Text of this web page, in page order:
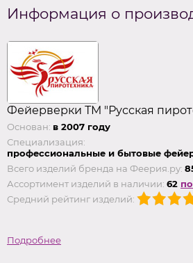
Информация о
Фейерверки ТМ "Русская
Основан: в 2007 году
Специализация:
профессиональные и бытовые
Всего изделий бренда на Феерия.ру:
Ассортимент изделий в наличии: 62
Средний рейтинг изделий:
Подробнее